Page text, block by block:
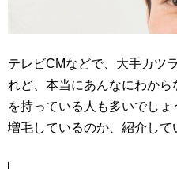
テレビCMなどで、大手カツ
れど、本当にあんなにわか
を持っている人も多いでし
増毛しているのか、紹介して